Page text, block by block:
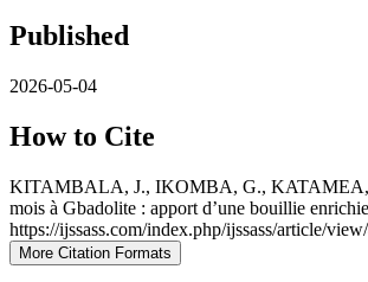
Published
2026-05-04
How to Cite
KITAMBALA, J., IKOMBA, G., KATAMEA,
mois à Gbadolite : apport d’une bouillie
https://ijssass.com/index.php/ijssass/article/
More Citation Formats